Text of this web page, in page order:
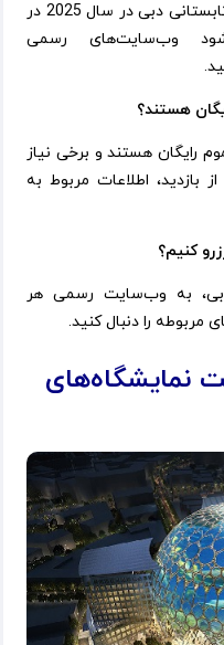
اطلاعات دقیقی درباره نمایشگاه‌های تابستانی دبی در سال 2025 در
وب‌سایت‌های رسمی
رایگان هستند و برخی نیاز
بازدید، اطلاعات مربوط به
دبی، به وب‌سایت رسمی هر
مربوطه را دنبال کنید.
نمایشگاه‌های